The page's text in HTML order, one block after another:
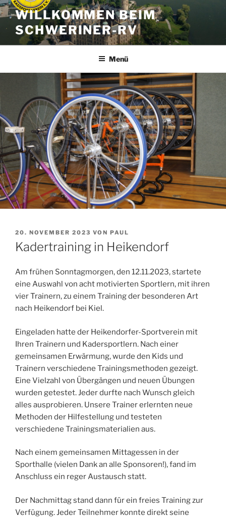
Zum
Inhalt
springen
WILLKOMMEN BEIM
SCHWERINER-RV
Menü
VERÖFFENTLICHT
AM
20. NOVEMBER 2023 VON PAUL
Kadertraining in Heikendorf
Am frühen Sonntagmorgen, den 12.11.2023, startete
eine Auswahl von acht motivierten Sportlern, mit ihren
vier Trainern, zu einem Training der besonderen Art
nach Heikendorf bei Kiel.
Eingeladen hatte der Heikendorfer-Sportverein mit
Ihren Trainern und Kadersportlern. Nach einer
gemeinsamen Erwärmung, wurde den Kids und
Trainern verschiedene Trainingsmethoden gezeigt.
Eine Vielzahl von Übergängen und neuen Übungen
wurden getestet. Jeder durfte nach Wunsch gleich
alles ausprobieren. Unsere Trainer erlernten neue
Methoden der Hilfestellung und testeten
verschiedene Trainingsmaterialien aus.
Nach einem gemeinsamen Mittagessen in der
Sporthalle (vielen Dank an alle Sponsoren!), fand im
Anschluss ein reger Austausch statt.
Der Nachmittag stand dann für ein freies Training zur
Verfügung. Jeder Teilnehmer konnte direkt seine